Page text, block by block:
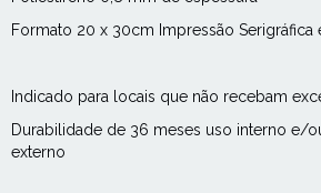
Formato 20 x 30cm Impressão Serigráfica
Indicado para locais que não recebam
Durabilidade de 36 meses uso interno e/
externo